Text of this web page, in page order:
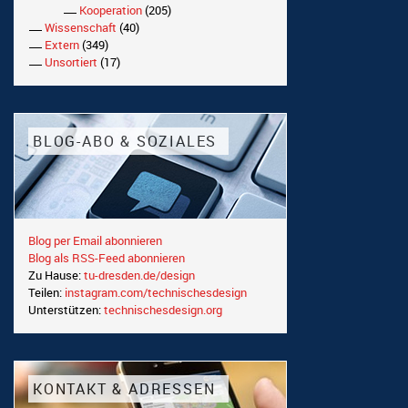
Kooperation(205)
Wissenschaft (40)
Extern(349)
Unsortiert (17)
BLOG-ABO & SOZIALES
Blog per Email abonnieren
Blog als RSS-Feed abonnieren
Zu Hause:tu-dresden.de/design
Teilen: instagram.com/technischesdesign
Unterstützen:technischesdesign.org
KONTAKT & ADRESSEN